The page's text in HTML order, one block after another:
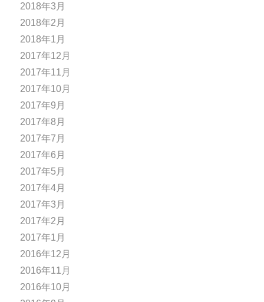
2018年3月
2018年2月
2018年1月
2017年12月
2017年11月
2017年10月
2017年9月
2017年8月
2017年7月
2017年6月
2017年5月
2017年4月
2017年3月
2017年2月
2017年1月
2016年12月
2016年11月
2016年10月